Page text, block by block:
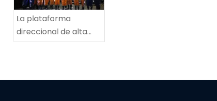
La plataforma
direccional de alta
potencia establece